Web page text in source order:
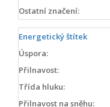
Ostatní značení:
Energetický štítek
Úspora:
Přilnavost:
Třída hluku:
Přilnavost na sněhu: